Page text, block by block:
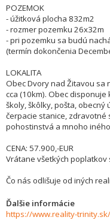
POZEMOK
- úžitková plocha 832m2
- rozmer pozemku 26x32m
- pri pozemku sa budú
(termín dokončenia
LOKALITA
Obec Dvory nad Žitavou sa
cca (10km). Obec
školy, škôlky, pošta,
čerpacie stanice,
pohostinstvá a mnoho
CENA: 57.900,-EUR
Vrátane všetkých poplatkov
Čo nás odlišuje od iných
Ďalšie informácie